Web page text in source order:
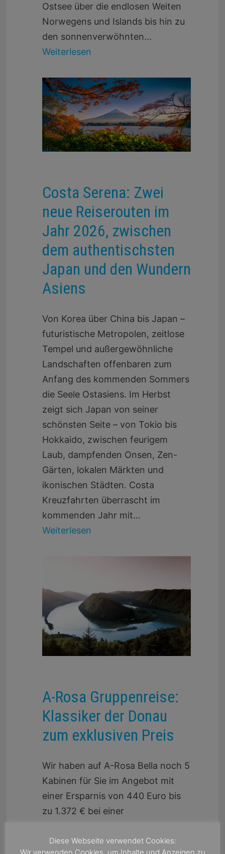
Ostsee über die endlosen Weiten
Norwegens und Islands bis hin zu
den sonnenverwöhnten…
Weiterlesen
Costa Serena: Zwei
neue Reiserouten im
Jahr 2026, zwischen
dem authentischsten
Japan und den Wundern
Asiens
Von Korea über China bis Japan –
futuristische Metropolen, zeitlose
Tempel und außergewöhnliche
Landschaften offenbaren zum
Anfang des kommenden Sommers
die Seele Ostasiens. Im Herbst
zeigt sich Japan von seiner
schönsten Seite – von Tokio bis
Hokkaido, zwischen feurigem
Laub, dampfenden Onsen, Zen-
Gärten, lokalen Märkten und
ikonischen Städten. Costa
Kreuzfahrten überrascht im
kommenden Jahr mit…
Weiterlesen
A-Rosa Gruppenreise:
Klassiker der Donau
zum exklusiven Preis
Wir haben auf A-Rosa Bella noch 5
Kabinen für Sie im Angebot mit
einer Ersparnis von 440 Euro bis
zu 1.372 € bei einer
16.05.2026 bis 23.05.2026 Hier
Diese Webseite verwendet Cookies: